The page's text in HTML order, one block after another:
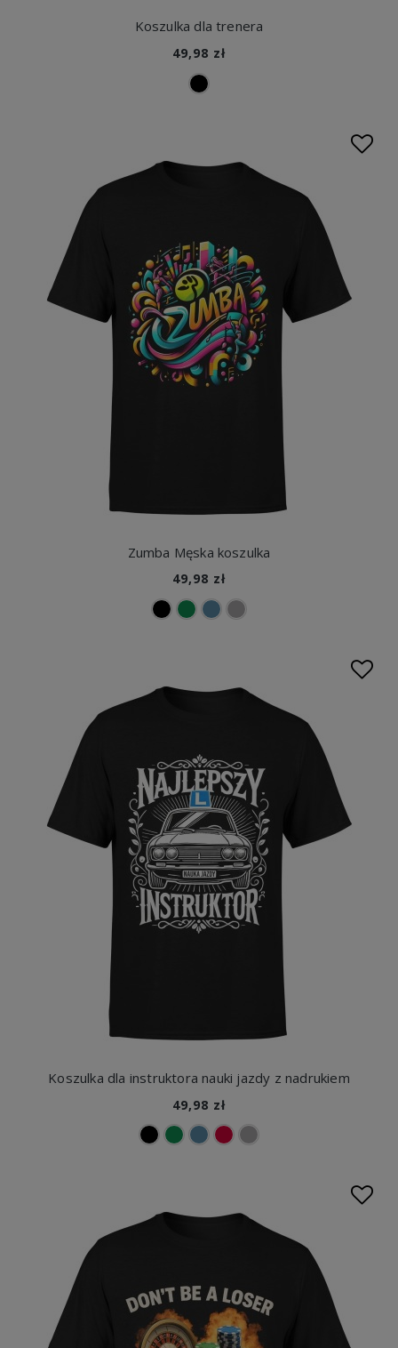
Koszulka dla trenera
49,98 zł
Zumba Męska koszulka
49,98 zł
Koszulka dla instruktora nauki jazdy z nadrukiem
49,98 zł